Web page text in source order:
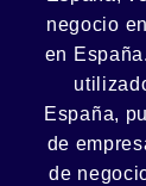
negocio
en
España,
de
de